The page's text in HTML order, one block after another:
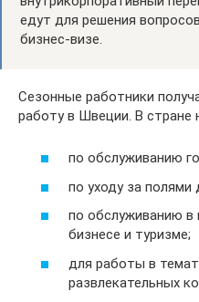
едут для решения
бизнес-визе.
Сезонные работники
работу в Швеции. В стране
по обслуживанию
по уходу за полями
по обслуживанию в
бизнесе и туризме;
для работы в
развлекательных